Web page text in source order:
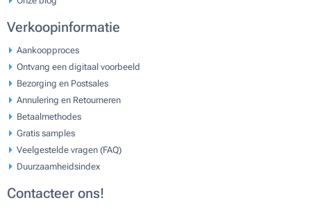
Verkoopinformatie
Aankoopproces
Ontvang een digitaal voorbeeld
Bezorging en Postsales
Annulering en Retourneren
Betaalmethodes
Gratis samples
Veelgestelde vragen (FAQ)
Duurzaamheidsindex
Contacteer ons!